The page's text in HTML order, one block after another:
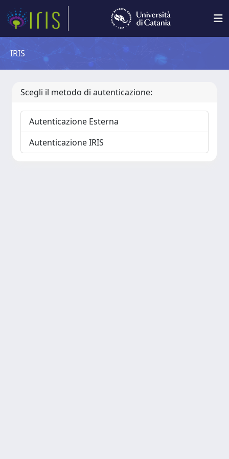
IRIS
Scegli il metodo di autenticazione:
Autenticazione Esterna
Autenticazione IRIS